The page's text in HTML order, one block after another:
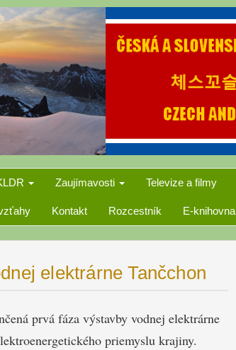
Zaujímavosti Televize a filmy
Kontakt Rozcestník E-knihovna
elektrárne Tančchon
prvá fáza výstavby vodnej elektrárne
priemyslu krajiny.